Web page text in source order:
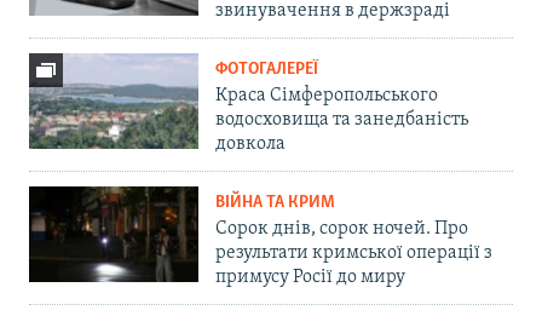
звинувачення в держзраді
ФОТОГАЛЕРЕЇ
Краса Сімферопольського
водосховища та занедбаність
довкола
ВІЙНА ТА КРИМ
Сорок днів, сорок ночей. Про
результати кримської операції з
примусу Росії до миру